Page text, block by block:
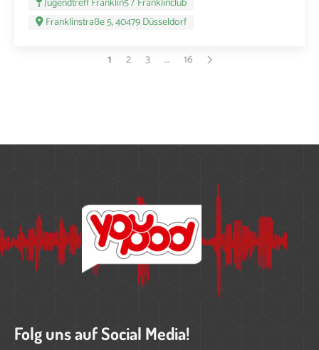
Jugendtreff Franklin5 / Franklinclub
Franklinstraße 5, 40479 Düsseldorf
1 2 3 … 16
Folg uns auf Social Media!